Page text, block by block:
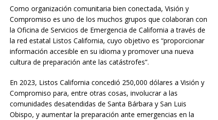
Como organización comunitaria bien conectada, Visión y
Compromiso es uno de los muchos grupos que colaboran con
la Oficina de Servicios de Emergencia de California a través de
la red estatal Listos California, cuyo objetivo es “proporcionar
información accesible en su idioma y promover una nueva
cultura de preparación ante las catástrofes”.
En 2023, Listos California concedió 250,000 dólares a Visión y
Compromiso para, entre otras cosas, involucrar a las
comunidades desatendidas de Santa Bárbara y San Luis
Obispo, y aumentar la preparación ante emergencias en la